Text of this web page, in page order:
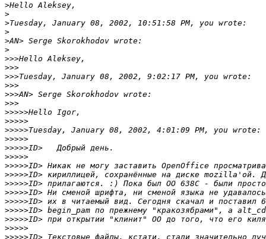
>
>
>
>
>
>
>>>
>>>
>>>
>>>
>>>
>>>
>>>>>
>>>>>
>>>>>
>>>>>
>>>>>
>>>>>
>>>>>
>>>>>
>>>>>
>>>>>
>>>>>
>>>>>
>>>>>
>>>>>
>>>>>